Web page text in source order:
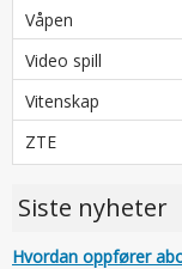
Våpen
Video spill
Vitenskap
ZTE
Siste nyheter
Hvordan oppfører